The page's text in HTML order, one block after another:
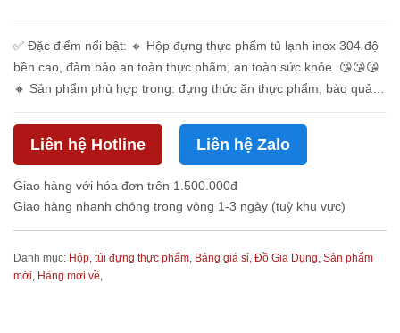
✅ Đặc điểm nổi bật: 🔸 Hộp đựng thực phẩm tủ lạnh inox 304 độ
bền cao, đảm bảo an toàn thực phẩm, an toàn sức khỏe. 😘😘😘
🔸 Sản phẩm phù hợp trong: đựng thức ăn thực phẩm, bảo quản
Liên hệ Hotline Liên hệ Zalo
Giao hàng với hóa đơn trên 1.500.000đ
Giao hàng nhanh chóng trong vòng 1-3 ngày (tuỳ khu vực)
Danh mục: Hộp, túi đựng thực phẩm, Bảng giá sỉ, Đồ Gia Dụng, Sản phẩm
mới, Hàng mới về,